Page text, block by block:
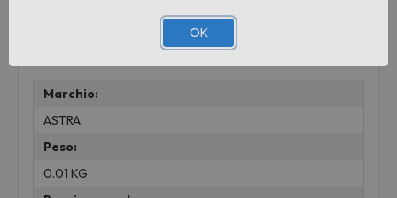
Informazioni aggiuntive
Marchio:
ASTRA
Peso:
0.01 KG
OK